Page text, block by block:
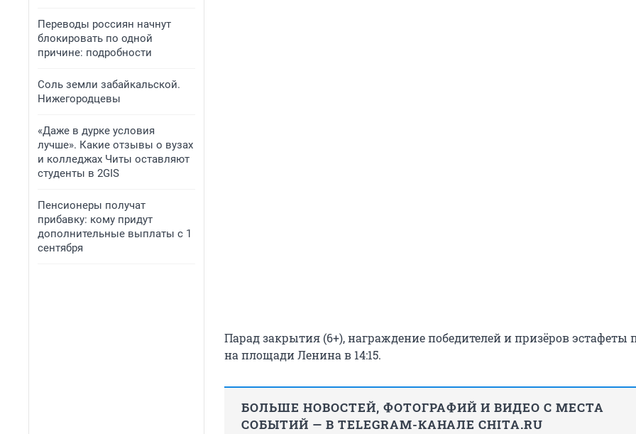
Переводы россиян начнут
блокировать по одной
причине: подробности
Соль земли забайкальской.
Нижегородцевы
«Даже в дурке условия
лучше». Какие отзывы о вузах
и колледжах Читы оставляют
студенты в 2GIS
Пенсионеры получат
прибавку: кому придут
дополнительные выплаты с 1
сентября
Парад закрытия (6+), награждение победителей и призёров эстафеты
на площади Ленина в 14:15.
БОЛЬШЕ НОВОСТЕЙ, ФОТОГРАФИЙ И ВИДЕО С МЕСТА
СОБЫТИЙ — В TELEGRAM-КАНАЛЕ CHITA.RU